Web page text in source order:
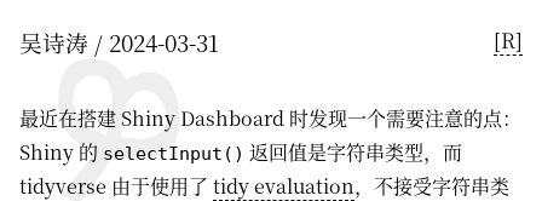
吴诗涛 2024-03-31 [R]
最近在搭建 Shiny Dashboard 时发现一个需要注意的点：
Shiny 的 selectInput() 返回值是字符串类型，而
tidyverse 由于使用了 tidy evaluation，不接受字符串类